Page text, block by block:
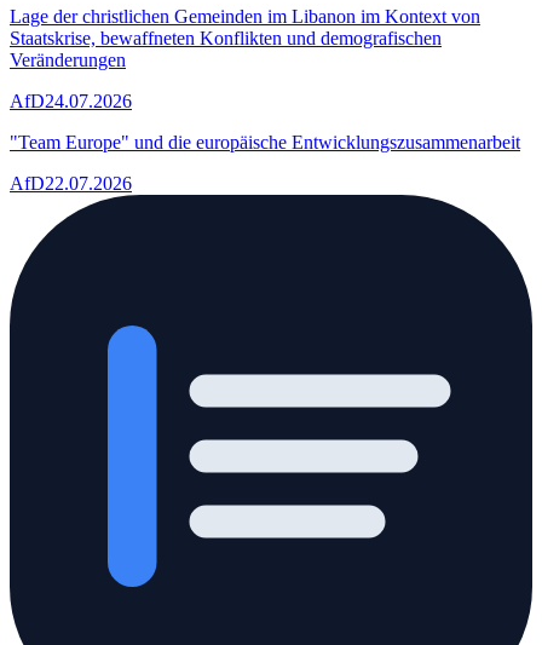
Lage der christlichen Gemeinden im Libanon im Kontext von
Staatskrise, bewaffneten Konflikten und demografischen
Veränderungen
AfD24.07.2026
"Team Europe" und die europäische Entwicklungszusammenarbeit
AfD22.07.2026